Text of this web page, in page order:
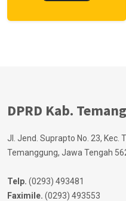
DPRD Kab.
Jl. Jend. Suprapto No. 23, Kec.
Temanggung, Jawa Tengah
Telp. (0293) 493481
Faximile. (0293) 493553